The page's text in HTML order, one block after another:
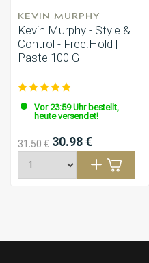
KEVIN MURPHY
Kevin Murphy - Style &
Control - Free.Hold |
Paste 100 G
Vor 23:59 Uhr bestellt,
heute versendet!
31.50 € 30.98 €